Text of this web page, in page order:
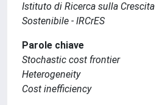
Istituto di Ricerca sulla
Sostenibile - IRCrES
Parole chiave
Stochastic cost frontier
Heterogeneity
Cost inefficiency